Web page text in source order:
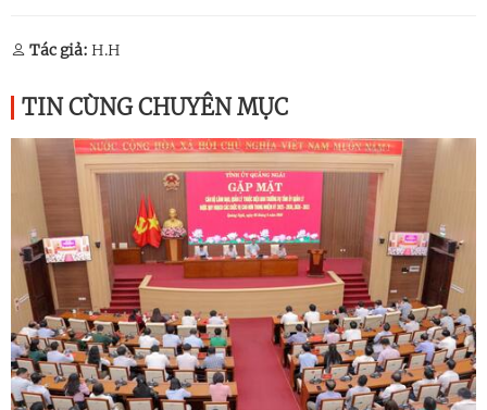
Tác giả: H.H
TIN CÙNG CHUYÊN MỤC